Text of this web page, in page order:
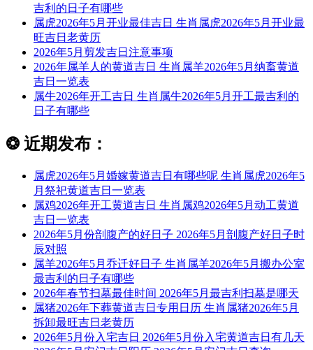
吉利的日子有哪些
属虎2026年5月开业最佳吉日 生肖属虎2026年5月开业最
旺吉日老黄历
2026年5月剪发吉日注意事项
2026年属羊人的黄道吉日 生肖属羊2026年5月纳畜黄道
吉日一览表
属牛2026年开工吉日 生肖属牛2026年5月开工最吉利的
日子有哪些
❂ 近期发布：
属虎2026年5月婚嫁黄道吉日有哪些呢 生肖属虎2026年5
月祭祀黄道吉日一览表
属鸡2026年开工黄道吉日 生肖属鸡2026年5月动工黄道
吉日一览表
2026年5月份剖腹产的好日子 2026年5月剖腹产好日子时
辰对照
属羊2026年5月乔迁好日子 生肖属羊2026年5月搬办公室
最吉利的日子有哪些
2026年春节扫墓最佳时间 2026年5月最吉利扫墓是哪天
属猪2026年下葬黄道吉日专用日历 生肖属猪2026年5月
拆卸最旺吉日老黄历
2026年5月份入宅吉日 2026年5月份入宅黄道吉日有几天